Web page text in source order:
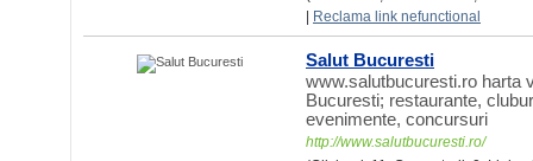
Reclama link nefunctional
Salut Bucuresti
www.salutbucuresti.ro harta
Bucuresti; restaurante,
evenimente, concursuri
http://www.salutbucuresti.ro/